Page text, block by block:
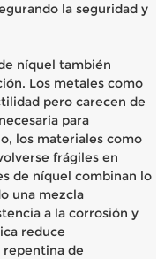
la seguridad y
níquel también
Los metales como
pero carecen de
para
los materiales como
frágiles en
de níquel combinan lo
una mezcla
a la corrosión y
reduce
de